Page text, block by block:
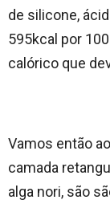
de silicone,
595kcal por
calórico que
Vamos então
camada
alga nori, são